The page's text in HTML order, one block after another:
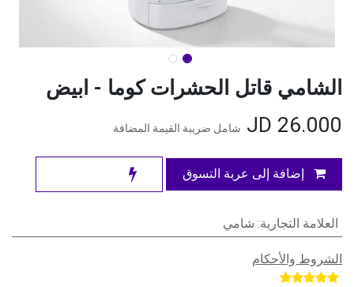
الشامي قاتل الحشرات كوما - ابيض
26.000
شامل ضريبة القيمة المضافة
إضافة إلى عربة التسوق
العلامة التجارية: شامي
الشروط والأحكام